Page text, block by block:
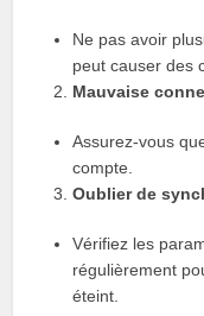
Ne pas avoir
peut causer des
Mauvaise
Assurez-vous
compte.
Oublier de
Vérifiez les
régulièrement
éteint.